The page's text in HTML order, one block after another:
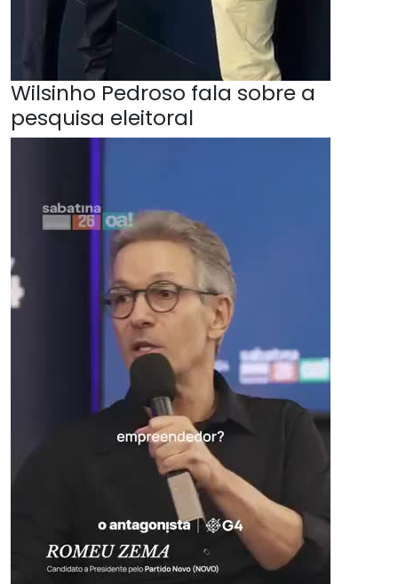
Wilsinho Pedroso fala sobre a
pesquisa eleitoral